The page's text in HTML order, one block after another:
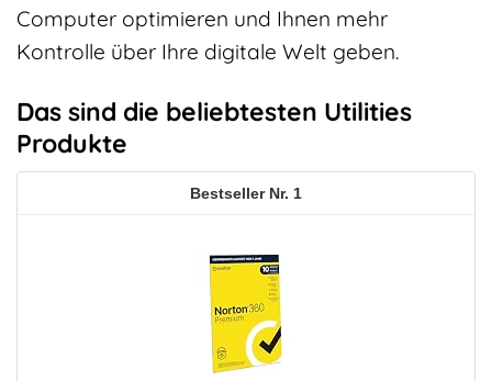
Computer optimieren und Ihnen mehr
Kontrolle über Ihre digitale Welt geben.
Das sind die beliebtesten Utilities
Produkte
1